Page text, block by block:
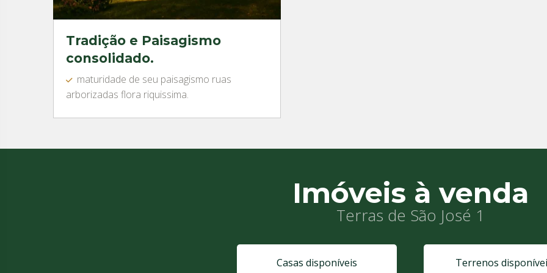
Tradição e Paisagismo
consolidado.
maturidade de seu paisagismo ruas
arborizadas flora riquissima.
Imóveis à venda
Terras de São José 1
Casas disponíveis Terrenos